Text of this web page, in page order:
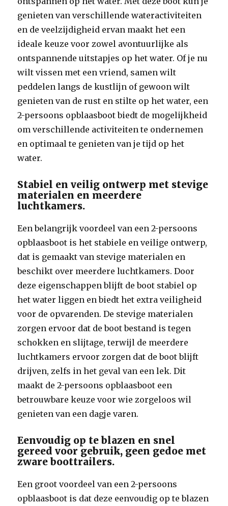
genieten van verschillende wateractiviteiten
en de veelzijdigheid ervan maakt het een
ideale keuze voor zowel avontuurlijke als
ontspannende uitstapjes op het water. Of je nu
wilt vissen met een vriend, samen wilt
peddelen langs de kustlijn of gewoon wilt
genieten van de rust en stilte op het water, een
2-persoons opblaasboot biedt de mogelijkheid
om verschillende activiteiten te ondernemen
en optimaal te genieten van je tijd op het
water.
Stabiel en veilig ontwerp met stevige
materialen en meerdere
luchtkamers.
Een belangrijk voordeel van een 2-persoons
opblaasboot is het stabiele en veilige ontwerp,
dat is gemaakt van stevige materialen en
beschikt over meerdere luchtkamers. Door
deze eigenschappen blijft de boot stabiel op
het water liggen en biedt het extra veiligheid
voor de opvarenden. De stevige materialen
zorgen ervoor dat de boot bestand is tegen
schokken en slijtage, terwijl de meerdere
luchtkamers ervoor zorgen dat de boot blijft
drijven, zelfs in het geval van een lek. Dit
maakt de 2-persoons opblaasboot een
betrouwbare keuze voor wie zorgeloos wil
genieten van een dagje varen.
Eenvoudig op te blazen en snel
gereed voor gebruik, geen gedoe met
zware boottrailers.
Een groot voordeel van een 2-persoons
opblaasboot is dat deze eenvoudig op te blazen